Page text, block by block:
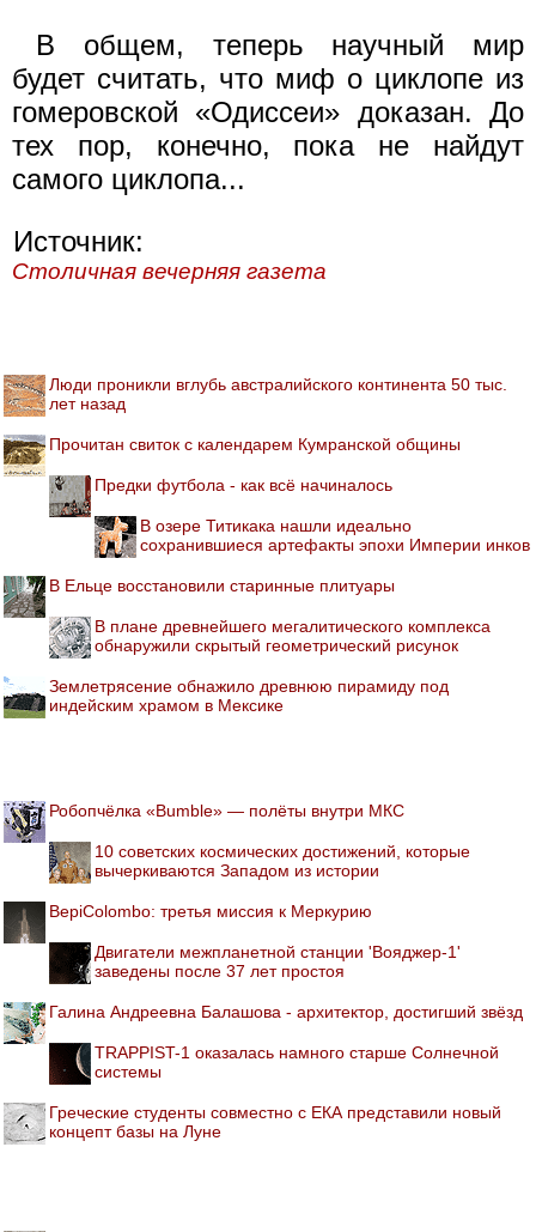
В общем, теперь научный мир
будет считать, что миф о циклопе из
гомеровской «Одиссеи» доказан. До
тех пор, конечно, пока не найдут
самого циклопа...
Источник:
Столичная вечерняя газета
Люди проникли вглубь австралийского континента 50 тыс.
лет назад
Прочитан свиток с календарем Кумранской общины
Предки футбола - как всё начиналось
В озере Титикака нашли идеально
сохранившиеся артефакты эпохи Империи инков
В Ельце восстановили старинные плитуары
В плане древнейшего мегалитического комплекса
обнаружили скрытый геометрический рисунок
Землетрясение обнажило древнюю пирамиду под
индейским храмом в Мексике
Робопчёлка «Bumble» — полёты внутри МКС
10 советских космических достижений, которые
вычеркиваются Западом из истории
BepiColombo: третья миссия к Меркурию
Двигатели межпланетной станции 'Вояджер-1'
заведены после 37 лет простоя
Галина Андреевна Балашова - архитектор, достигший звёзд
TRAPPIST-1 оказалась намного старше Солнечной
системы
Греческие студенты совместно с ЕКА представили новый
концепт базы на Луне